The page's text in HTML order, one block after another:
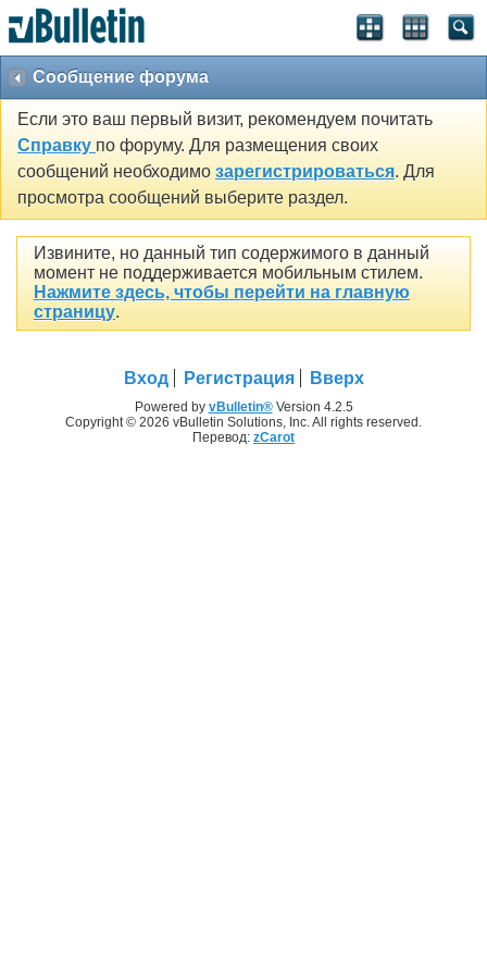
Сообщение форума
Если это ваш первый визит, рекомендуем почитать
Справку по форуму. Для размещения своих
сообщений необходимо зарегистрироваться. Для
просмотра сообщений выберите раздел.
Извините, но данный тип содержимого в данный
момент не поддерживается мобильным стилем.
Нажмите здесь, чтобы перейти на главную
страницу.
Вход Регистрация Вверх
Powered by vBulletin®Version 4.2.5
Copyright © 2026 vBulletin Solutions, Inc. All rights reserved.
Перевод: zCarot